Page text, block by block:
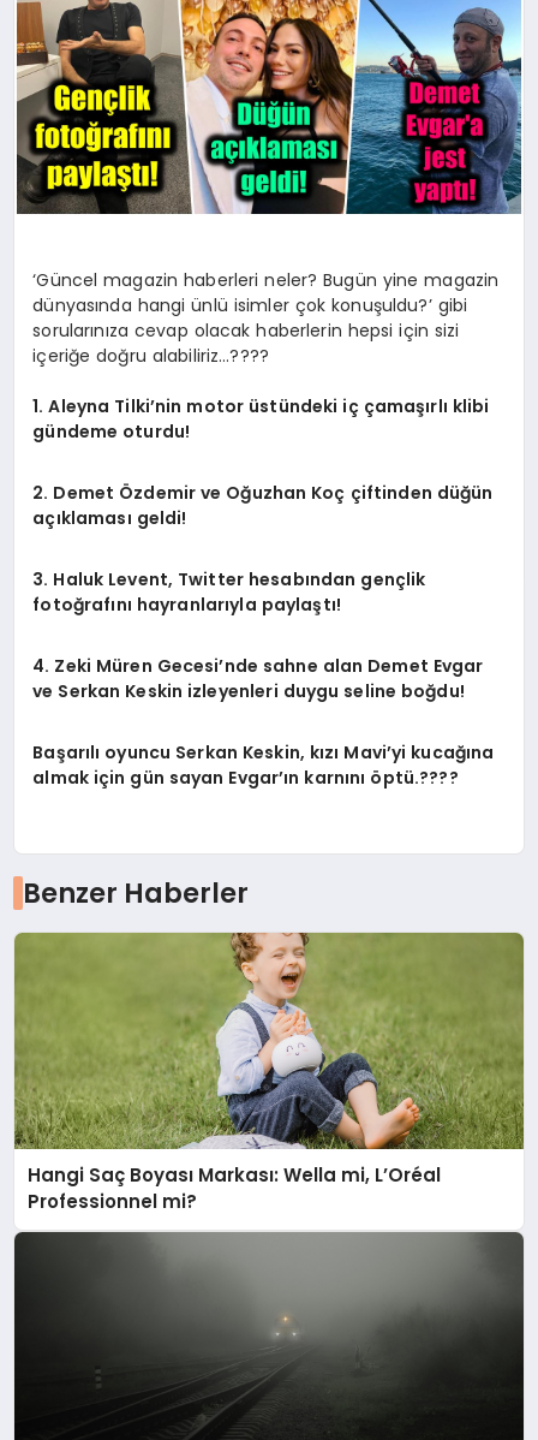
HESAPLAMALAR
‘Güncel magazin haberleri neler? Bugün yine magazin
dünyasında hangi ünlü isimler çok konuşuldu?’ gibi
sorularınıza cevap olacak haberlerin hepsi için sizi
içeriğe doğru alabiliriz…????
1. Aleyna Tilki’nin motor üstündeki iç çamaşırlı klibi
gündeme oturdu!
2. Demet Özdemir ve Oğuzhan Koç çiftinden düğün
açıklaması geldi!
3. Haluk Levent, Twitter hesabından gençlik
fotoğrafını hayranlarıyla paylaştı!
4. Zeki Müren Gecesi’nde sahne alan Demet Evgar
ve Serkan Keskin izleyenleri duygu seline boğdu!
Başarılı oyuncu Serkan Keskin, kızı Mavi’yi kucağına
almak için gün sayan Evgar’ın karnını öptü.????
Benzer Haberler
Hangi Saç Boyası Markası: Wella mi, L’Oréal
Professionnel mi?